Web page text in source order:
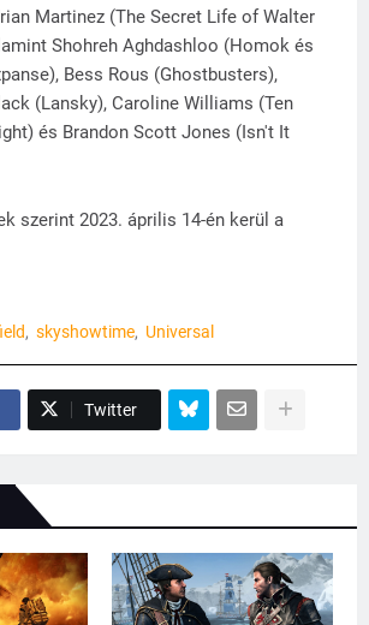
Martinez (The Secret Life of Walter
Shohreh Aghdashloo (Homok és
Bess Rous (Ghostbusters),
(Lansky), Caroline Williams (Ten
és Brandon Scott Jones (Isn't It
szerint 2023. április 14-én kerül a
skyshowtime Universal
Twitter